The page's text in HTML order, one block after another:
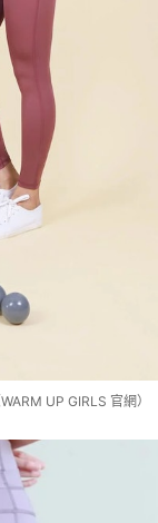
UP GIRLS 官網）